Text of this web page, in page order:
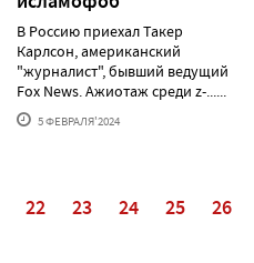
В Россию приехал Такер
Карлсон, американский
"журналист", бывший ведущий
Fox News. Ажиотаж среди z-......
5 ФЕВРАЛЯ'2024
22 23 24 25 26